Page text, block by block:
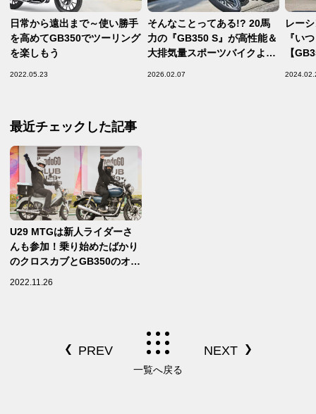
日常から遠出まで～使い勝手
を高めてGB350でツーリング
を楽しもう
2022.05.23
そんなことってある!? 20馬
力の『GB350 S』が高性能＆
大排気量スポーツバイクより
2026.02.07
レー
『い
【
最近チェックした記事
U29 MTGは新人ライダーさ
んも参加！乗り始めたばかり
のクロスカブとGB350のオー
2022.11.26
一覧へ戻る